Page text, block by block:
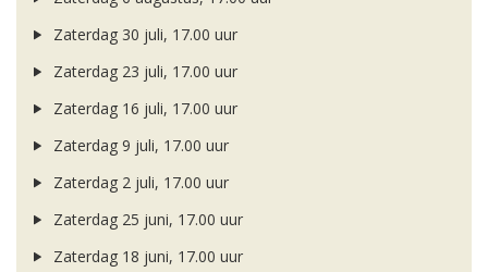
Zaterdag 30 juli, 17.00 uur
Zaterdag 23 juli, 17.00 uur
Zaterdag 16 juli, 17.00 uur
Zaterdag 9 juli, 17.00 uur
Zaterdag 2 juli, 17.00 uur
Zaterdag 25 juni, 17.00 uur
Zaterdag 18 juni, 17.00 uur